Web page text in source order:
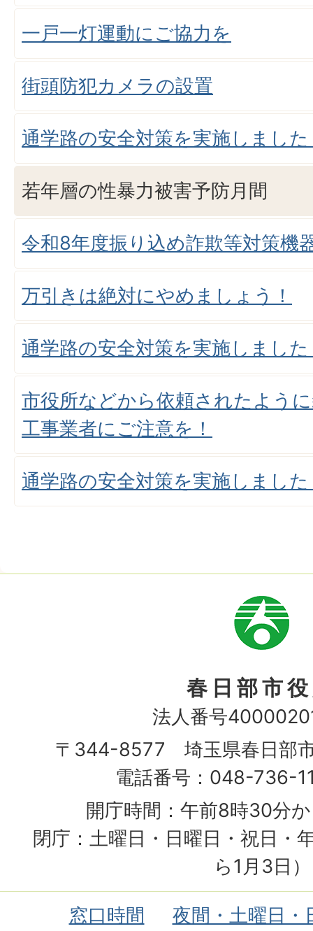
一戸一灯運動にご協力を
街頭防犯カメラの設置
通学路の安全対策を実施しまし
若年層の性暴力被害予防月間
令和8年度振り込め詐欺等対策機
万引きは絶対にやめましょう！
通学路の安全対策を実施しまし
市役所などから依頼されたよう
工事業者にご注意を！
通学路の安全対策を実施しまし
市
章
春日部市
法人番号
〒344-8577 埼玉県春日部
電話番号：048-736-
開庁時間：午前8時30分
閉庁：土曜日・日曜日・祝日・
ら1月3日）
窓口時間
夜間・土曜日・